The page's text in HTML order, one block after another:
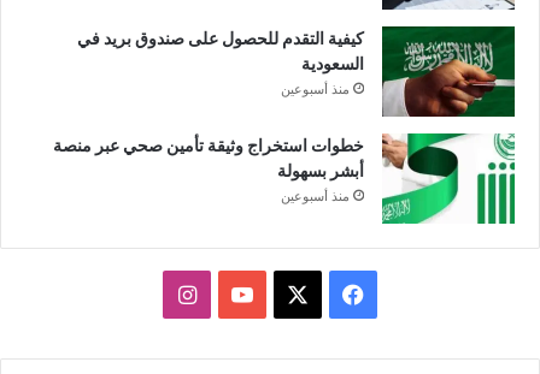
كيفية التقدم للحصول على صندوق بريد في
السعودية
منذ أسبوعين
خطوات استخراج وثيقة تأمين صحي عبر منصة
أبشر بسهولة
منذ أسبوعين
فيسبوك يوتيوبانستقرام